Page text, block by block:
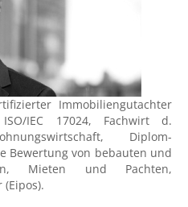
Immobiliengutachter
IEC 17024, Fachwirt d.
Diplom-
Bewertung von bebauten und
Mieten und Pachten,